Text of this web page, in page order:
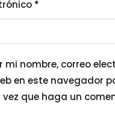
*
mi nombre, correo
en este navegador
vez que haga un